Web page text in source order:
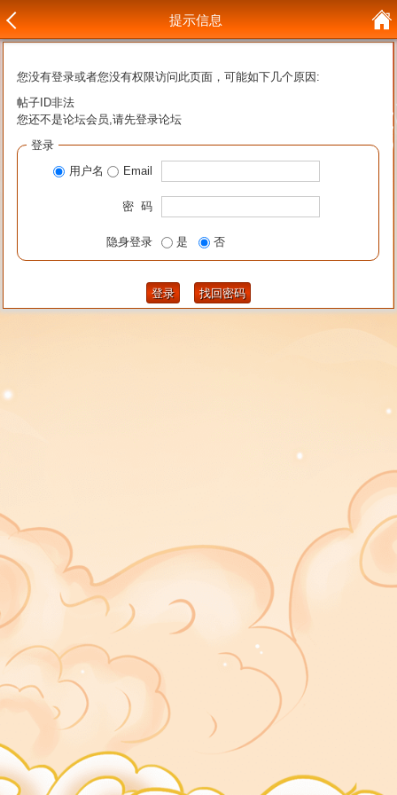
提示信息
您没有登录或者您没有权限访问此页面，可能如下几个原因:
帖子ID非法
您还不是论坛会员,请先登录论坛
登录
用户名
Email
密 码
隐身登录 是 否